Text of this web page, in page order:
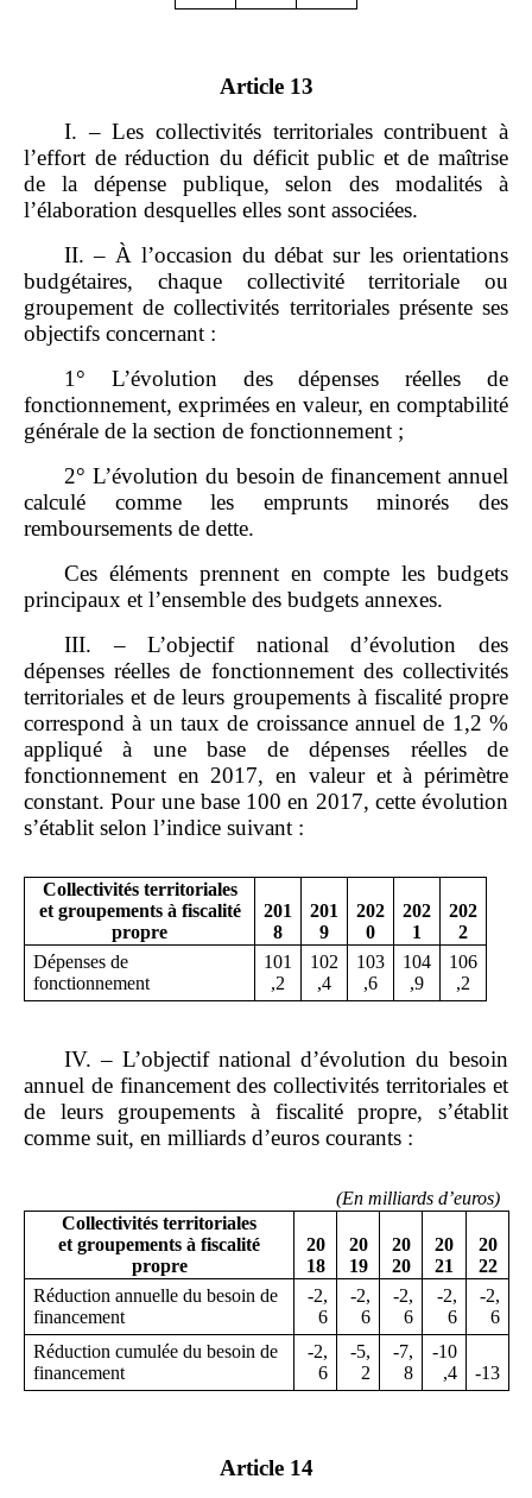
Article 13
I. – Les collectivités territoriales contribuent à
l’effort de réduction du déficit public et de maîtrise
de la dépense publique, selon des modalités à
l’élaboration desquelles elles sont associées.
II. – À l’occasion du débat sur les orientations
budgétaires, chaque collectivité territoriale ou
groupement de collectivités territoriales présente ses
objectifs concernant :
1° L’évolution des dépenses réelles de
fonctionnement, exprimées en valeur, en comptabilité
générale de la section de fonctionnement ;
2° L’évolution du besoin de financement annuel
calculé comme les emprunts minorés des
remboursements de dette.
Ces éléments prennent en compte les budgets
principaux et l’ensemble des budgets annexes.
III. – L’objectif national d’évolution des
dépenses réelles de fonctionnement des collectivités
territoriales et de leurs groupements à fiscalité propre
correspond à un taux de croissance annuel de 1,2 %
appliqué à une base de dépenses réelles de
fonctionnement en 2017, en valeur et à périmètre
constant. Pour une base 100 en 2017, cette évolution
s’établit selon l’indice suivant :
Collectivités territoriales
et groupements à fiscalité
propre
201
8
201
9
202
0
202
1
202
2
Dépenses de
fonctionnement
101
,2
102
,4
103
,6
104
,9
106
,2
IV. – L’objectif national d’évolution du besoin
annuel de financement des collectivités territoriales et
de leurs groupements à fiscalité propre, s’établit
comme suit, en milliards d’euros courants :
(En milliards d’euros)
Collectivités territoriales
et groupements à fiscalité
propre
20
18
20
19
20
20
20
21
20
22
Réduction annuelle du besoin de
financement
‑2,
6
‑2,
6
‑2,
6
‑2,
6
‑2,
6
Réduction cumulée du besoin de
financement
‑2,
6
‑5,
2
‑7,
8
‑10
,4
‑13
Article 14